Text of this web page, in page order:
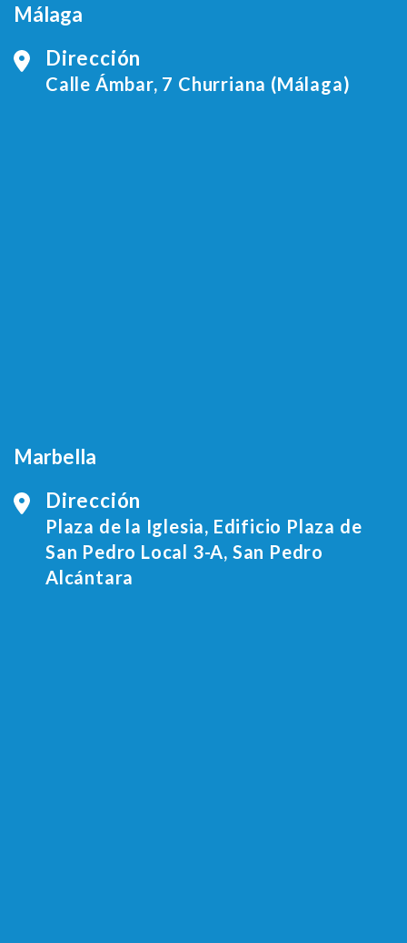
Málaga
Dirección
Calle Ámbar, 7 Churriana (Málaga)
Marbella
Dirección
Plaza de la Iglesia, Edificio Plaza de
San Pedro Local 3-A, San Pedro
Alcántara